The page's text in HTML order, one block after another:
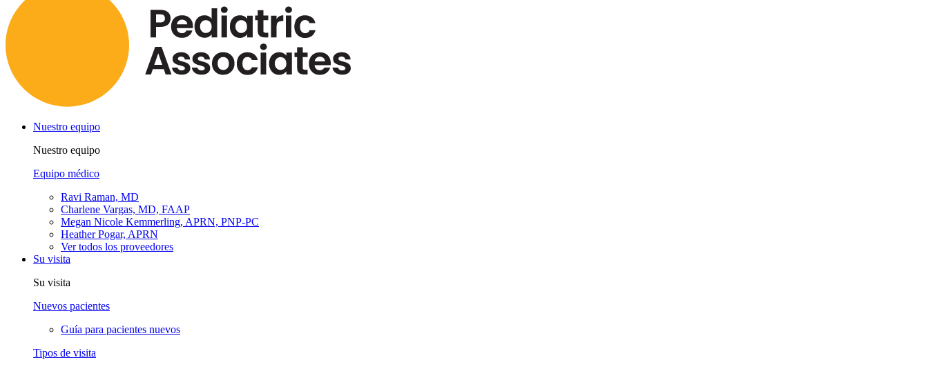
Nuestro equipo
Nuestro equipo
Equipo médico
Ravi Raman, MD
Charlene Vargas, MD, FAAP
Megan Nicole Kemmerling, APRN, PNP-PC
Heather Pogar, APRN
Ver todos los proveedores
Su visita
Su visita
Nuevos pacientes
Guía para pacientes nuevos
Tipos de visita